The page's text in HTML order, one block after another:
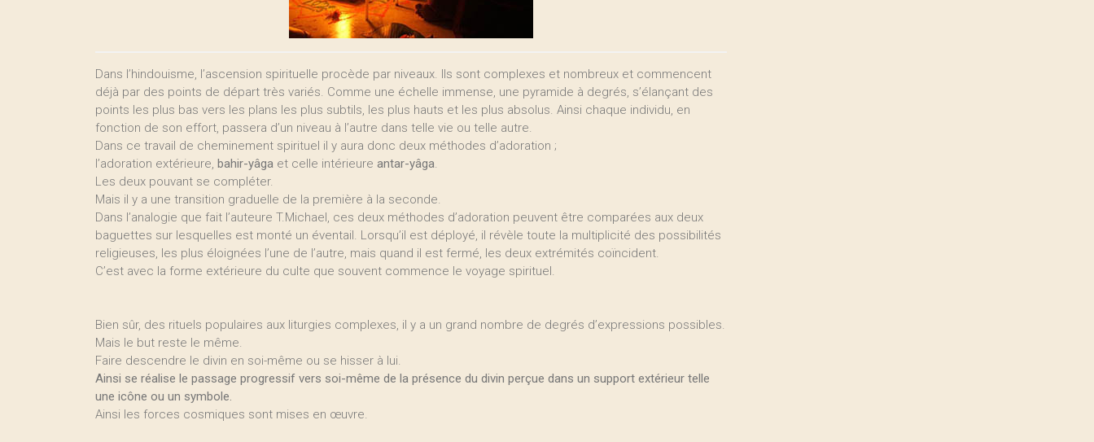
Dans l’hindouisme, l’ascension spirituelle procède par niveaux. Ils sont complexes et nombreux et commencent
déjà par des points de départ très variés. Comme une échelle immense, une pyramide à degrés, s’élançant des
points les plus bas vers les plans les plus subtils, les plus hauts et les plus absolus. Ainsi chaque individu, en
fonction de son effort, passera d’un niveau à l’autre dans telle vie ou telle autre.
Dans ce travail de cheminement spirituel il y aura donc deux méthodes d’adoration ;
l’adoration extérieure, bahir-yâga et celle intérieure antar-yâga.
Les deux pouvant se compléter.
Mais il y a une transition graduelle de la première à la seconde.
Dans l’analogie que fait l’auteure T.Michael, ces deux méthodes d’adoration peuvent être comparées aux deux
baguettes sur lesquelles est monté un éventail. Lorsqu’il est déployé, il révèle toute la multiplicité des possibilités
religieuses, les plus éloignées l’une de l’autre, mais quand il est fermé, les deux extrémités coïncident.
C’est avec la forme extérieure du culte que souvent commence le voyage spirituel.
Bien sûr, des rituels populaires aux liturgies complexes, il y a un grand nombre de degrés d’expressions possibles.
Mais le but reste le même.
Faire descendre le divin en soi-même ou se hisser à lui.
Ainsi se réalise le passage progressif vers soi-même de la présence du divin perçue dans un support extérieur telle
une icône ou un symbole.
Ainsi les forces cosmiques sont mises en œuvre.